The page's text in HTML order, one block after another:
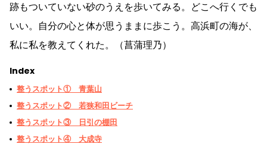
跡もついていない砂のうえを歩いてみる。どこへ行くでも
いい。自分の心と体が思うままに歩こう。高浜町の海が、
私に私を教えてくれた。（菖蒲理乃）
Index
整うスポット① 青葉山
整うスポット② 若狭和田ビーチ
整うスポット③ 日引の棚田
整うスポット④ 大成寺